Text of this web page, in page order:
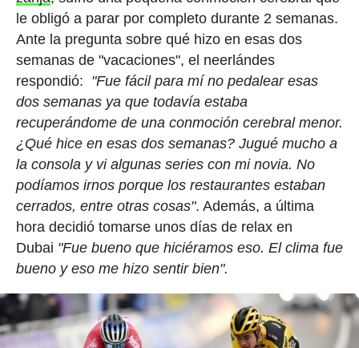
le obligó a parar por completo durante 2 semanas.
Ante la pregunta sobre qué hizo en esas dos
semanas de "vacaciones", el neerlándes
respondió: "Fue fácil para mí no pedalear esas
dos semanas ya que todavía estaba
recuperándome de una conmoción cerebral menor.
¿Qué hice en esas dos semanas? Jugué mucho a
la consola y vi algunas series con mi novia. No
podíamos irnos porque los restaurantes estaban
cerrados, entre otras cosas". Además, a última
hora decidió tomarse unos días de relax en
Dubai "Fue bueno que hiciéramos eso. El clima fue
bueno y eso me hizo sentir bien".